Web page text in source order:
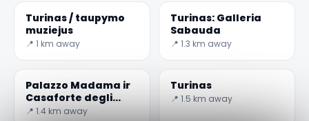
Turinas / taupymo
muziejus
📍 1 km away
Turinas: Galleria
Sabauda
📍 1.3 km away
Palazzo Madama ir
Casaforte degli
Acaja-slaptas
📍 1.4 km away
Turinas
📍 1.5 km away